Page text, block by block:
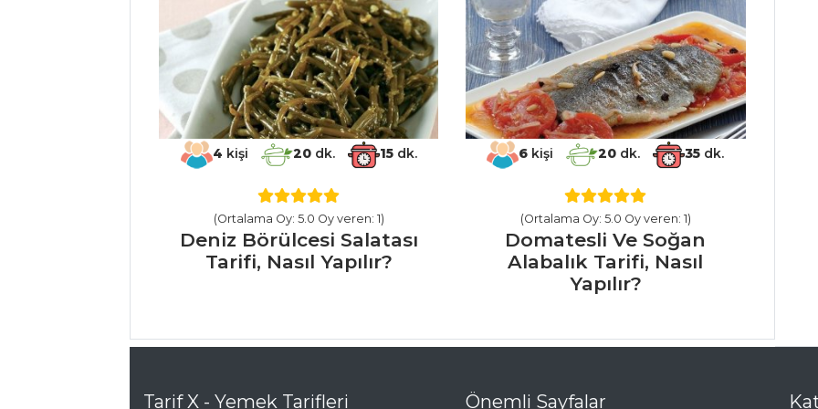
Tarifi, Nasıl Yapılır?
Yaban Mersinli
4 kişi 20dk. 15dk.
(Ortalama Oy: 5.0 Oy veren: 1)
Deniz Börülcesi Salatası
Tarifi, Nasıl Yapılır?
6 kişi 20 dk. 35 dk.
(Ortalama Oy: 5.0 Oy veren: 1)
Domatesli Ve Soğan
Alabalık Tarifi, Nasıl
Yapılır?
Tarif X - Yemek Tarifleri Önemli Sayfalar